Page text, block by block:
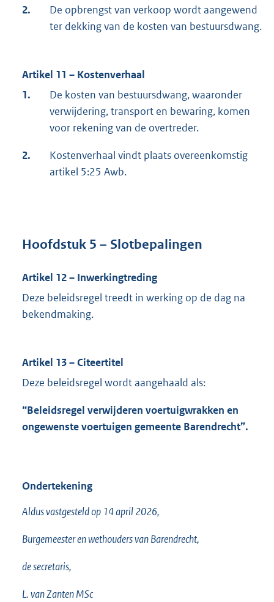
2.
De opbrengst van verkoop wordt aangewend
ter dekking van de kosten van bestuursdwang.
Artikel 11 – Kostenverhaal
1.
De kosten van bestuursdwang, waaronder
verwijdering, transport en bewaring, komen
voor rekening van de overtreder.
2.
Kostenverhaal vindt plaats overeenkomstig
artikel 5:25 Awb.
Hoofdstuk 5 – Slotbepalingen
Artikel 12 – Inwerkingtreding
Deze beleidsregel treedt in werking op de dag na
bekendmaking.
Artikel 13 – Citeertitel
Deze beleidsregel wordt aangehaald als:
“Beleidsregel verwijderen voertuigwrakken en
ongewenste voertuigen gemeente Barendrecht”.
Ondertekening
Aldus vastgesteld op 14 april 2026,
Burgemeester en wethouders van Barendrecht,
de secretaris,
L. van Zanten MSc